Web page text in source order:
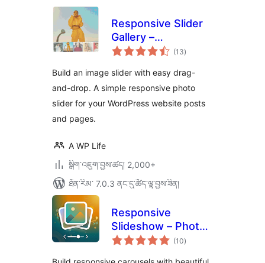
Responsive Slider
Gallery –
Responsive Image
(13གདེང་
འཇོག་
ཚང་།
)
Build an image slider with easy drag-
and-drop. A simple responsive photo
slider for your WordPress website posts
and pages.
A WP Life
སྒྲིག་འཇུག་བྱས་ཚད། 2,000+
ཐོན་རིམ་ 7.0.3 ནང་དུ་ཚོད་ལྟ་བྱས་ཟིན།
Responsive
Slideshow – Photo
Carousel
(10གདེང་
འཇོག་
ཚང་།
)